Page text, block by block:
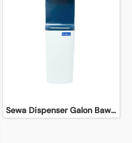
Sewa Dispenser Galon Bawah Ezra | PT Baja Putih